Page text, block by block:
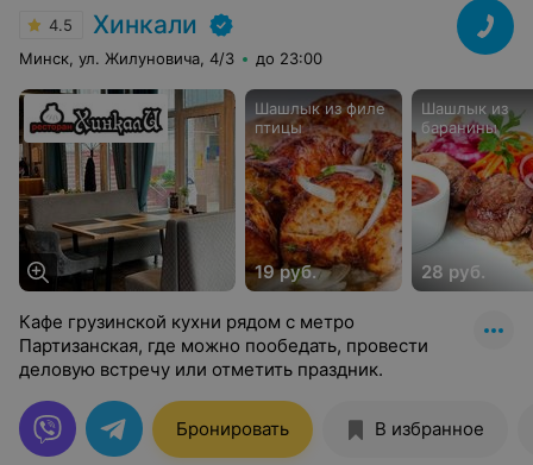
4.5 Хинкали
Минск, ул. Жилуновича, 4/3 до 23:00
Шашлык из филе
птицы
19 руб.
Шашлык из
баранины
28 руб.
Кафе грузинской кухни рядом с метро
Партизанская, где можно пообедать, провести
деловую встречу или отметить праздник.
Бронировать В избранное